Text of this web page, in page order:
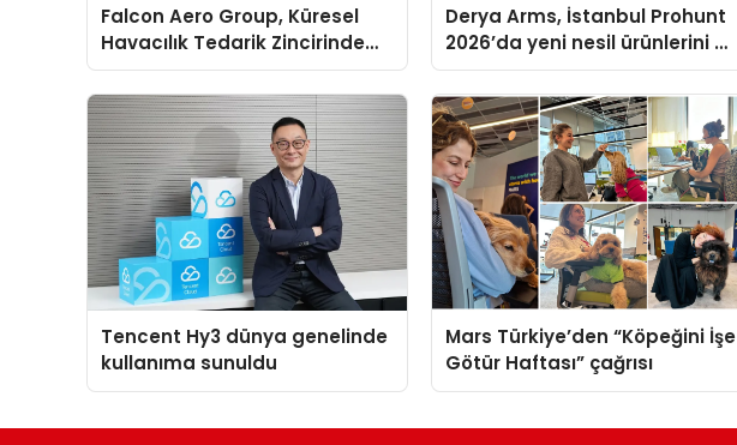
Falcon Aero Group, Küresel
Havacılık Tedarik Zincirinde
Türkiye’den Dünyaya Açılıyor
Derya Arms, İstanbul Prohunt
2026’da yeni nesil ürünlerini ve
global marka vizyonunu
sergiledi
Tencent Hy3 dünya genelinde
kullanıma sunuldu
Mars Türkiye’den “Köpeğini İşe
Götür Haftası” çağrısı